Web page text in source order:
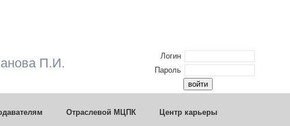
П.И.
Логин
Пароль
Отраслевой МЦПК Центр карьеры